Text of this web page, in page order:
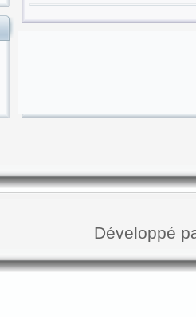
Développé